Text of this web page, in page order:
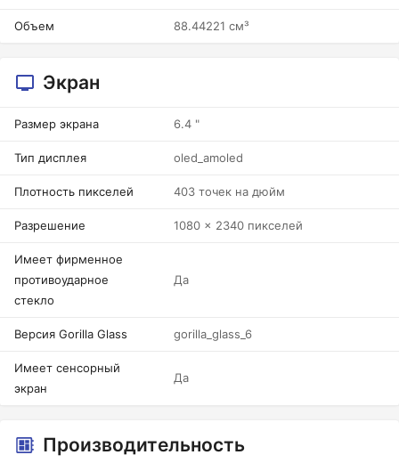
Объем 88.44221 см³
Экран
Размер экрана 6.4 "
Тип дисплея oled_amoled
Плотность пикселей 403 точек на дюйм
Разрешение 1080 x 2340 пикселей
Имеет фирменное
противоударное
стекло
Да
Версия Gorilla Glass gorilla_glass_6
Имеет сенсорный
экран
Да
Производительность